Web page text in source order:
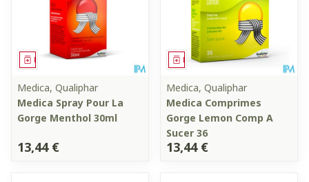
Médicament
Medica, Qualiphar
Medica Spray Pour La
Gorge Menthol 30ml
13,44 €
Médicament
Medica, Qualiphar
Medica Comprimes
Gorge Lemon Comp A
Sucer 36
13,44 €